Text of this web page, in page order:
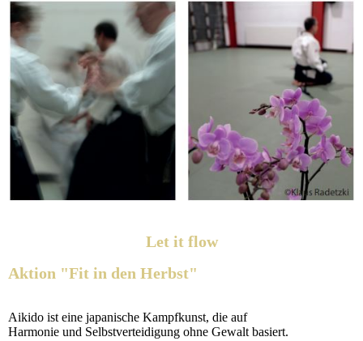
Let it flow
Aktion "Fit in den Herbst"
Aikido ist eine japanische Kampfkunst, die auf
Harmonie und Selbstverteidigung ohne Gewalt basiert.